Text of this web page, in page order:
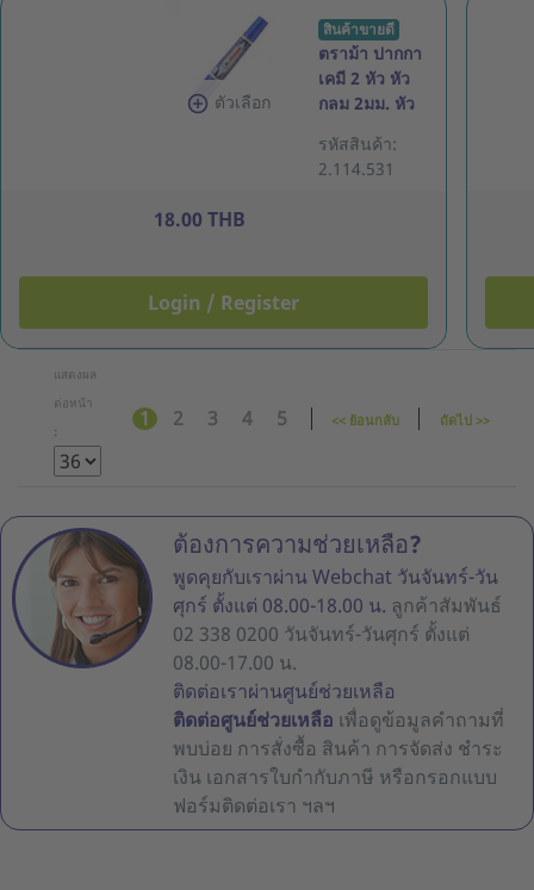
ตัวเลือก
สินค้าขายดี
ตราม้า ปากกา
เคมี 2 หัว หัว
กลม 2มม. หัว
น้ำเงิน
รหัสสินค้า:
2.114.531
18.00 THB
Login / Register
แสดงผล
ต่อหน้า
:
1 2 3 4 5 << ย้อนกลับ ถัดไป >>
ต้องการความช่วยเหลือ?
พูดคุยกับเราผ่าน Webchat วันจันทร์-วัน
ศุกร์ ตั้งแต่ 08.00-18.00 น. ลูกค้าสัมพันธ์
02 338 0200 วันจันทร์-วันศุกร์ ตั้งแต่
08.00-17.00 น.
ติดต่อเราผ่านศูนย์ช่วยเหลือ
ติดต่อศูนย์ช่วยเหลือ เพื่อดูข้อมูลคำถามที่
พบบ่อย การสั่งซื้อ สินค้า การจัดส่ง ชำระ
เงิน เอกสารใบกำกับภาษี หรือกรอกแบบ
ฟอร์มติดต่อเรา ฯลฯ